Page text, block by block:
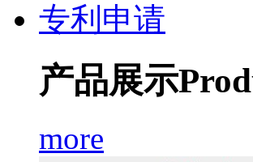
专利申请
产品展示
more